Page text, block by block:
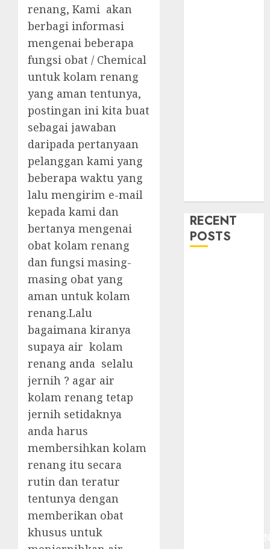
renang, Kami akan
berbagi informasi
mengenai beberapa
fungsi obat / Chemical
untuk kolam renang
yang aman tentunya,
postingan ini kita buat
sebagai jawaban
daripada pertanyaan
pelanggan kami yang
beberapa waktu yang
lalu mengirim e-mail
kepada kami dan
bertanya mengenai
obat kolam renang
dan fungsi masing-
masing obat yang
aman untuk kolam
renang.Lalu
bagaimana kiranya
supaya air kolam
renang anda selalu
jernih ? agar air
kolam renang tetap
jernih setidaknya
anda harus
membersihkan kolam
renang itu secara
rutin dan teratur
tentunya dengan
memberikan obat
khusus untuk
RECENT
POSTS